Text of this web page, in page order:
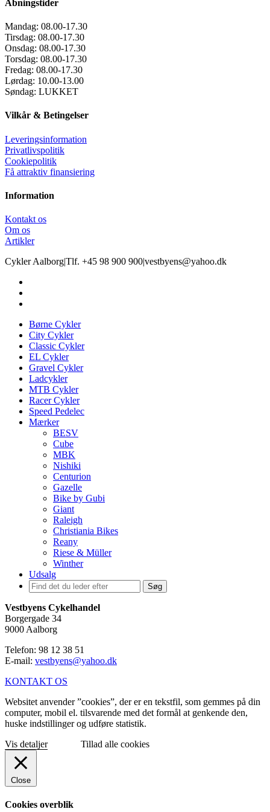
Åbningstider
Mandag: 08.00-17.30
Tirsdag: 08.00-17.30
Onsdag: 08.00-17.30
Torsdag: 08.00-17.30
Fredag: 08.00-17.30
Lørdag: 10.00-13.00
Søndag: LUKKET
Vilkår & Betingelser
Leveringsinformation
Privatlivspolitik
Cookiepolitik
Få attraktiv finansiering
Information
Kontakt os
Om os
Artikler
Cykler Aalborg|Tlf. +45 98 900 900|vestbyens@yahoo.dk
Børne Cykler
City Cykler
Classic Cykler
EL Cykler
Gravel Cykler
Ladcykler
MTB Cykler
Racer Cykler
Speed Pedelec
Mærker
BESV
Cube
MBK
Nishiki
Centurion
Gazelle
Bike by Gubi
Giant
Raleigh
Christiania Bikes
Reany
Riese & Müller
Winther
Udsalg
Søg
Vestbyens Cykelhandel
Borgergade 34
9000 Aalborg
Telefon: 98 12 38 51
E-mail: vestbyens@yahoo.dk
KONTAKT OS
Websitet anvender ”cookies”, der er en tekstfil, som gemmes på din
computer, mobil el. tilsvarende med det formål at genkende den,
huske indstillinger og udføre statistik.
Vis detaljer
Tillad alle cookies
Close
Cookies overblik